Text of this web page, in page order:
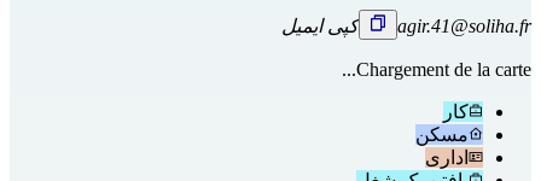
agir.41@soliha.fr کپی ایمیل
Chargement de la carte...
کار
مسکن
اداری